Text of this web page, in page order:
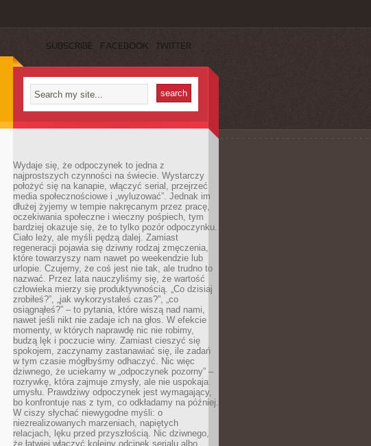
SUBSCRIBE FACEBOOK TWITTER
Wydaje się, że odpoczynek to jedna z
najprostszych czynności na świecie. Wystarczy
położyć się na kanapie, włączyć serial, przejrzeć
media społecznościowe i „wyluzować”. Jednak im
dłużej żyjemy w tempie nakręcanym przez pracę,
oczekiwania społeczne i wieczny pośpiech, tym
bardziej okazuje się, że to tylko pozór odpoczynku.
Ciało leży, ale myśli pędzą dalej. Zamiast
regeneracji pojawia się dziwny rodzaj zmęczenia,
które towarzyszy nam nawet po weekendzie lub
urlopie. Czujemy, że coś jest nie tak, ale trudno to
nazwać. Przez lata nauczyliśmy się, że wartość
człowieka mierzy się produktywnością. „Co dzisiaj
zrobiłeś?”, „jak wykorzystałeś czas?”, „co
osiągnąłeś?” – to pytania, które wiszą nad nami,
nawet jeśli nikt nie zadaje ich na głos. W efekcie
momenty, w których naprawdę nic nie robimy,
budzą lęk i poczucie winy. Zamiast cieszyć się
spokojem, zaczynamy zastanawiać się, ile zadań
w tym czasie mógłbyśmy odhaczyć. Nic więc
dziwnego, że uciekamy w „odpoczynek pozorny” –
rozrywkę, która zajmuje zmysły, ale nie uspokaja
umysłu. Prawdziwy odpoczynek jest wymagający,
bo konfrontuje nas z tym, co odkładamy na później.
W ciszy słychać niewygodne myśli: o
niezrealizowanych marzeniach, napiętych
relacjach, lęku przed przyszłością. Nic dziwnego,
że łatwiej włączyć kolejny odcinek serialu albo